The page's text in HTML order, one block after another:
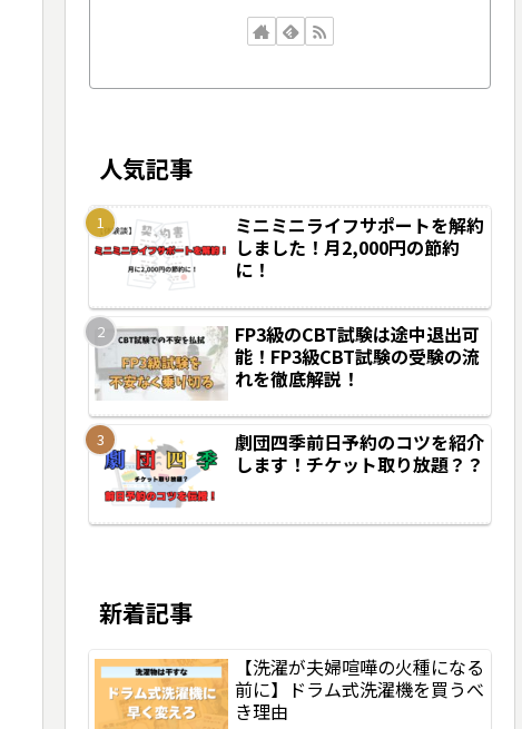
人気記事
ミニミニライフサポートを解約
しました！月2,000円の節約
に！
FP3級のCBT試験は途中退出可
能！FP3級CBT試験の受験の流
れを徹底解説！
劇団四季前日予約のコツを紹介
します！チケット取り放題？？
新着記事
【洗濯が夫婦喧嘩の火種になる
前に】ドラム式洗濯機を買うべ
き理由